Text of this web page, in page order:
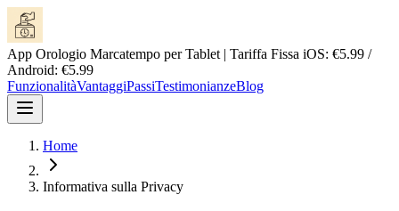
App Orologio Marcatempo per Tablet | Tariffa Fissa iOS: €5.99 /
Android: €5.99
FunzionalitàVantaggiPassiTestimonianzeBlog
Home
Informativa sulla Privacy